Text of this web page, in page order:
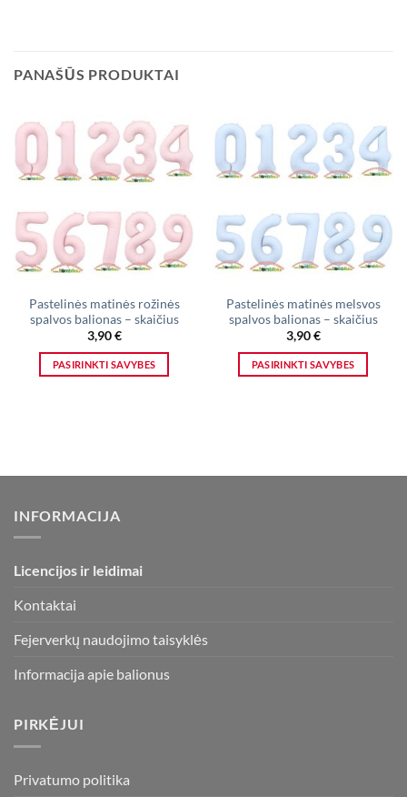
PANAŠŪS PRODUKTAI
Pastelinės matinės rožinės
spalvos balionas – skaičius
3,90€
PASIRINKTI SAVYBES
The
may
on
page
Pastelinės matinės melsvos
spalvos balionas – skaičius
3,90€
PASIRINKTI SAVYBES
The
INFORMACIJA
Licencijos ir leidimai
Kontaktai
Fejerverkų naudojimo taisyklės
Informacija apie balionus
PIRKĖJUI
Privatumo politika